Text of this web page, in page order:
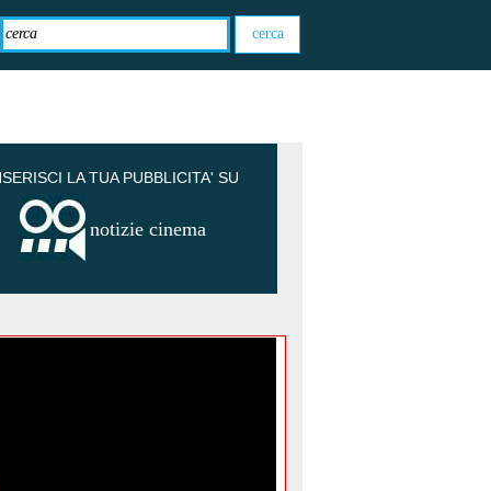
LA TUA PUBBLICITA' SU
notizie cinema